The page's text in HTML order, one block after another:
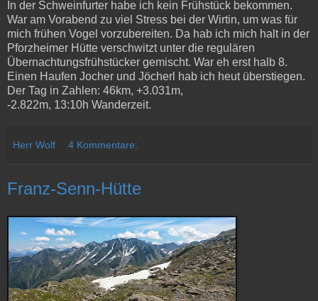
In der Schweinfurter habe ich kein Frühstück bekommen.
War am Vorabend zu viel Stress bei der Wirtin, um was für
mich frühen Vogel vorzubereiten. Da hab ich mich halt in der
Pforzheimer Hütte verschwitzt unter die regulären
Übernachtungsfrühstücker gemischt. War eh erst halb 8.
Einen Haufen Jocher und Jöcherl hab ich heut überstiegen.
Der Tag in Zahlen: 46km, +3.031m,
-2.822m, 13:10h Wanderzeit.
Herr Wolf 4 Kommentare:
Franz-Senn-Hütte